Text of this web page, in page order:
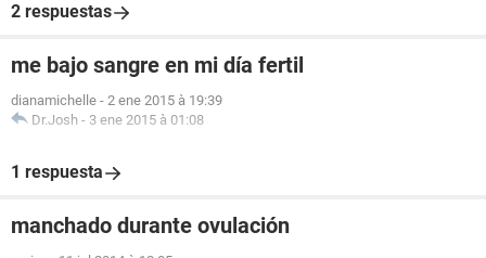
2 respuestas
me bajo sangre en mi día fertil
dianamichelle - 2 ene 2015 à 19:39
Dr.Josh - 3 ene 2015 à 01:08
1 respuesta
manchado durante ovulación